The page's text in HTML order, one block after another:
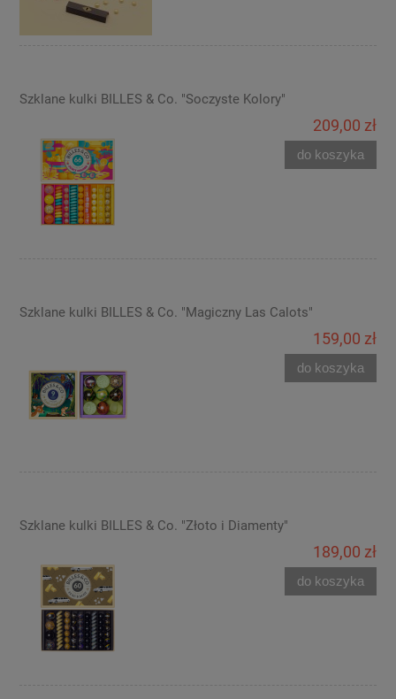
Szklane kulki BILLES & Co. "Soczyste Kolory"
209,00 zł
do koszyka
Szklane kulki BILLES & Co. "Magiczny Las Calots"
159,00 zł
do koszyka
Szklane kulki BILLES & Co. "Złoto i Diamenty"
189,00 zł
do koszyka